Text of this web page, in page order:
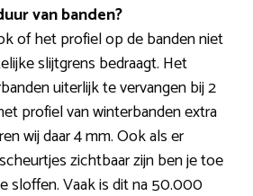
van banden?
of het profiel op de banden niet
slijtgrens bedraagt. Het
uiterlijk te vervangen bij 2
profiel van winterbanden extra
wij daar 4 mm. Ook als er
zichtbaar zijn ben je toe
sloffen. Vaak is dit na 50.000